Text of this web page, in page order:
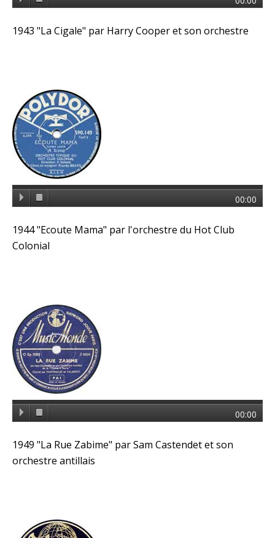
1943 "La Cigale" par Harry Cooper et son orchestre
00:00
1944 "Ecoute Mama" par l'orchestre du Hot Club
Colonial
00:00
1949 "La Rue Zabime" par Sam Castendet et son
orchestre antillais